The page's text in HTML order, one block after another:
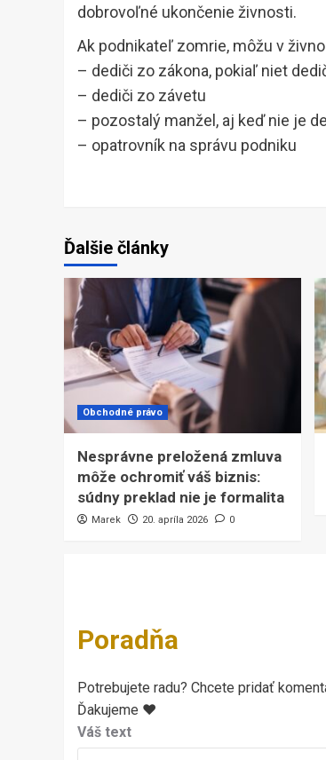
dobrovoľné ukončenie živnosti.
Ak podnikateľ zomrie, môžu v
– dediči zo zákona, pokiaľ niet
– dediči zo závetu
– pozostalý manžel, aj keď nie je
– opatrovník na správu podniku
Ďalšie články
Obchodné právo
Nesprávne preložená zmluva
môže ochromiť váš biznis:
súdny preklad nie je formalita
Marek 20. apríla 2026 0
Poradňa
Potrebujete radu? Chcete pridať
Ďakujeme ♥
Váš text